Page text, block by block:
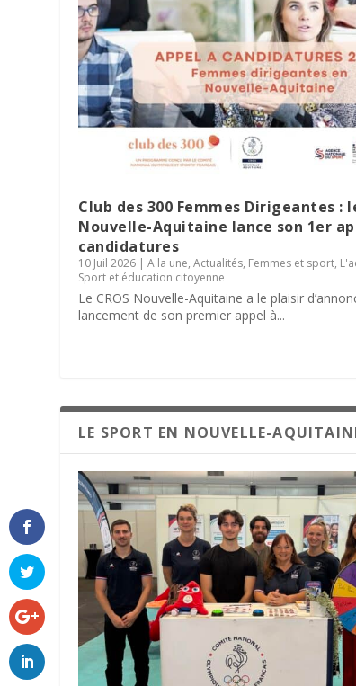
Parité dans les instances
résultats de son enquête
10 Juin 2026 |A la une,Actualités,L'actualité du CROS
Le Village des Sports 2026 :
2 Juin 2026|A la une ,Actualités,Bénévolat
La minute RSO – Mai 2026
27 Mai 2026 |A la une,Actualités,L'actualité du CROS
SPORT DATING 2026 : une
19 Mai 2026 |A la une,Actualités,L'actualité du CROS
Club des 300 Femmes Dirigeantes :
Nouvelle-Aquitaine lance son 1er
candidatures
10 Juil 2026 |A la une,Actualités, Femmes et sport,
Sport et éducation citoyenne
Le CROS Nouvelle-Aquitaine a le plaisir
lancement de son premier appel à...
LE SPORT EN NOUVELLE-